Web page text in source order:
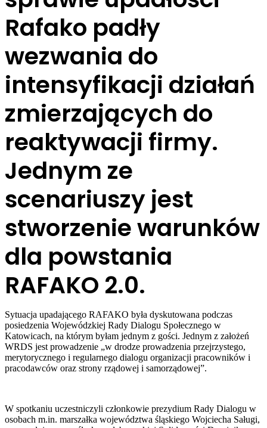
Rafako padły
wezwania do
intensyfikacji działań
zmierzających do
reaktywacji firmy.
Jednym ze
scenariuszy jest
stworzenie warunków
dla powstania
RAFAKO 2.0.
Sytuacja upadającego RAFAKO była dyskutowana podczas
posiedzenia Wojewódzkiej Rady Dialogu Społecznego w
Katowicach, na którym byłam jednym z gości. Jednym z założeń
WRDS jest prowadzenie „w drodze prowadzenia przejrzystego,
merytorycznego i regularnego dialogu organizacji pracowników i
pracodawców oraz strony rządowej i samorządowej”.
W spotkaniu uczestniczyli członkowie prezydium Rady Dialogu w
osobach m.in. marszałka województwa śląskiego Wojciecha Saługi,